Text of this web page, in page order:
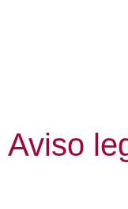
Aviso